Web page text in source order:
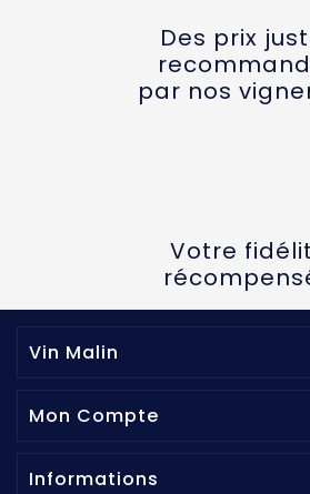
Des prix
par nos
Votre
Vin Malin
Mon Compte
Informations